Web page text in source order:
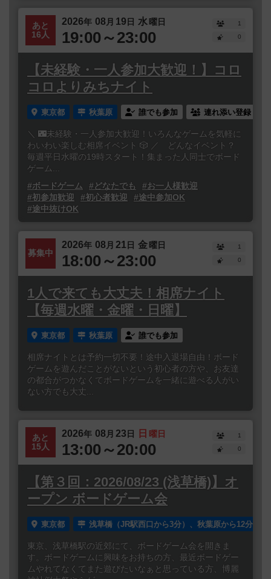
あと
16人
2026年 08 月 19日 水曜日
19:00～23:00
1
0
【未経験・一人参加大歓迎！】コロ
コロよりみちナイト
東京都 秋葉原 誰でも参加 連れ添い登録
＼ 🌃未経験・一人参加大歓迎！いろんなゲームを気軽に
わいわい楽しむ相席イベント 🎲 ／ どんなイベント？
毎週平日水曜の19時スタート！集まった人同士でボード
ゲーム...
#ボードゲーム
#どなたでも
#お一人様歓迎
#初参加歓迎
#初心者歓迎
#途中参加OK
#途中抜けOK
募集中
2026年 08 月 21日 金曜日
18:00～23:00
1
0
1人で来ても大丈夫！相席ナイト
【毎週水曜・金曜・日曜】
東京都 秋葉原 誰でも参加
相席ナイトとは予約一切不要！途中入退場自由！ボード
ゲームを遊んだことがないという初心者の方や、お友達
の都合がつかなくてボードゲームを一緒に遊べる人がい
ない方でも大丈...
あと
15人
2026年 08 月 23日 日 曜日
13:00～20:00
1
0
【第３回：2026/08/23 (浅草橋)】オ
ープン ボードゲーム会
東京都 浅草橋（JR駅西口から3分）、秋葉原から12分
東京、浅草橋駅の近郊にて、ボードゲーム会を開きま
す。ボードゲームに興味をお持ちの方、最近ボードゲー
ムやれてなくてまた遊びたいなぁと思っている方、博麗